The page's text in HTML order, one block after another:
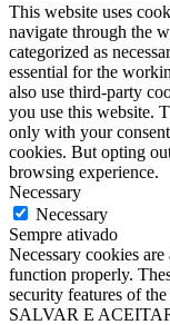
This website uses
navigate through the
categorized as
essential for the
also use third-party
you use this website.
only with your
cookies. But opting
browsing experience.
Necessary
Necessary
Sempre ativado
Necessary cookies
function properly.
security features of
SALVAR E